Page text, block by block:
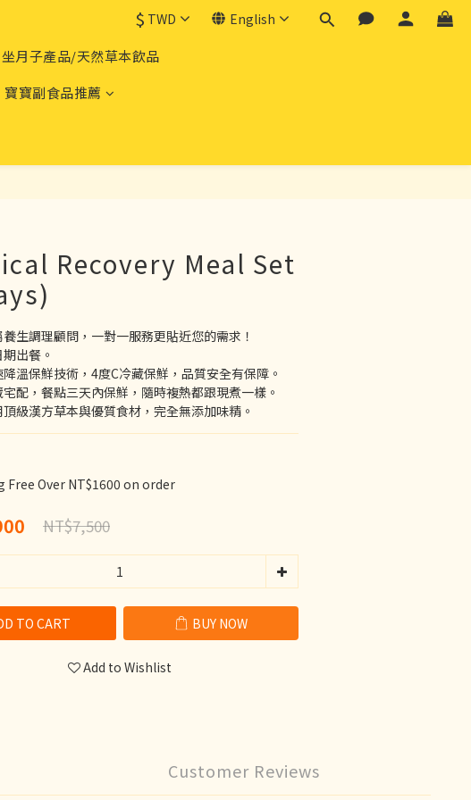
$ TWD English
月子產品/天然草本飲品
寶寶副食品推薦
Recovery Meal Set
養生調理顧問，一對一服務更貼近您的需求！
出餐。
溫保鮮技術，4度C冷藏保鮮，品質安全有保障。
配，餐點三天內保鮮，隨時複熱都跟現煮一樣。
級漢方草本與優質食材，完全無添加味精。
Free Over NT$1600 on order
NT$7,500
TO CART BUY NOW
Add to Wishlist
Customer Reviews